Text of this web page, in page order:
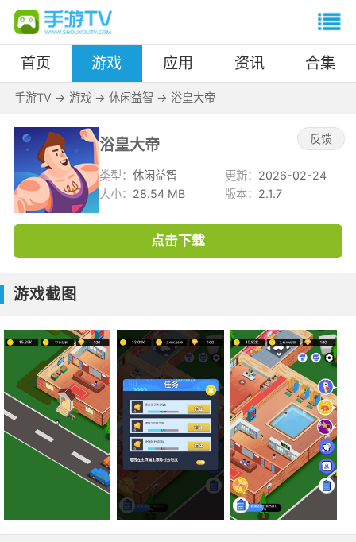
首页 游戏 应用 资讯 合集
手游TV -> 游戏-> 休闲益智 -> 浴皇大帝
浴皇大帝 反馈
类型：休闲益智 更新： 2026-02-24
大小： 28.54 MB 版本： 2.1.7
点击下载
游戏截图